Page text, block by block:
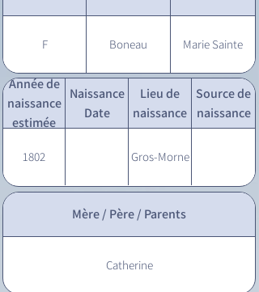
F Boneau Marie Sainte
Année de
naissance
estimée
Naissance
Date
Lieu de
naissance
Source de
naissance
1802 Gros-Morne
Mère / Père / Parents
Catherine